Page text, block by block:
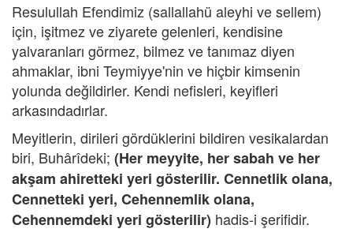
Resulullah Efendimiz (sallallahü aleyhi ve sellem)
için, işitmez ve ziyarete gelenleri, kendisine
yalvaranları görmez, bilmez ve tanımaz diyen
ahmaklar, ibni Teymiyye'nin ve hiçbir kimsenin
yolunda değildirler. Kendi nefisleri, keyifleri
arkasındadırlar.
Meyitlerin, dirileri gördüklerini bildiren vesikalardan
biri, Buhârîdeki; (Her meyyite, her sabah ve her
akşam ahiretteki yeri gösterilir. Cennetlik olana,
Cennetteki yeri, Cehennemlik olana,
Cehennemdeki yeri gösterilir) hadis-i şerifidir.